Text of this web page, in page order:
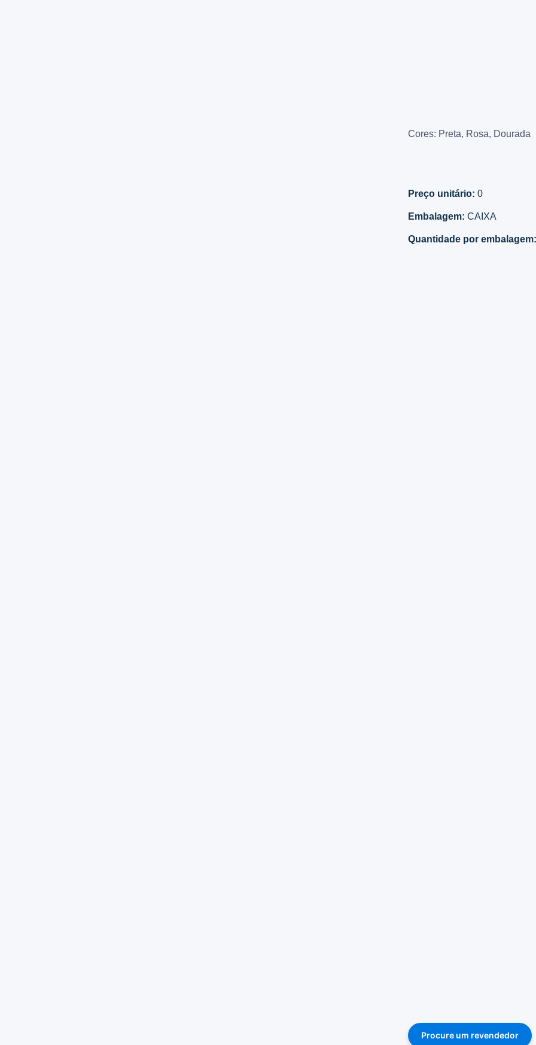
Cores: Preta, Rosa, Dourada
Preço unitário: 0
Embalagem: CAIXA
Quantidade por embalagem:
Procure um revendedor